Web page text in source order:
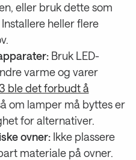
eller bruk dette som
heller flere
Bruk LED-
varme og varer
ble det forbudt å
om lamper må byttes er
for alternativer.
ovner:Ikke plassere
materiale på ovner.